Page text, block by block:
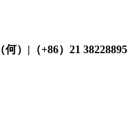
何）|（+86）21 38228895